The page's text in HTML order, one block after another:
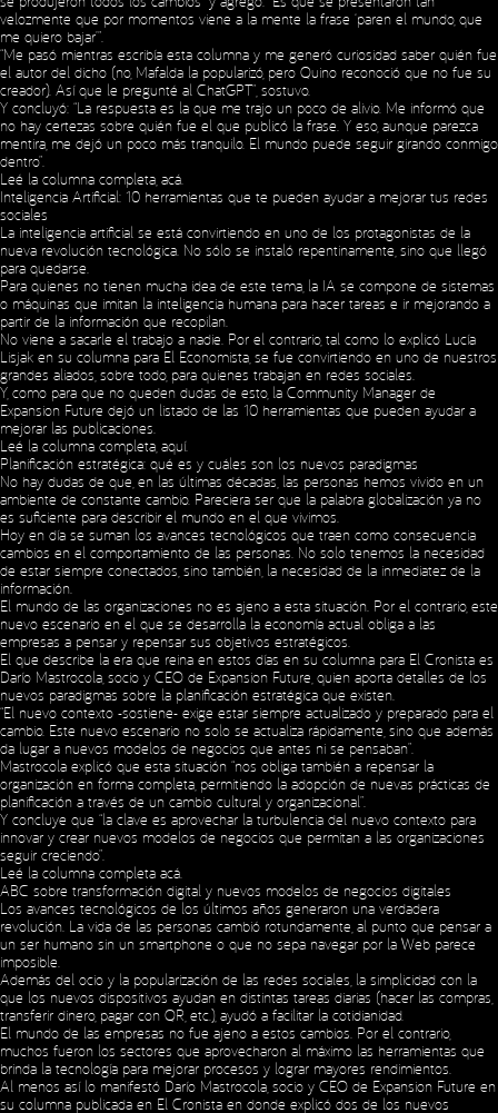
velozmente que por momentos viene a la mente la frase ‘paren el mundo, que
me quiero bajar’”.
“Me pasó mientras escribía esta columna y me generó curiosidad saber quién fue
el autor del dicho (no, Mafalda la popularizó, pero Quino reconoció que no fue su
creador). Así que le pregunté al ChatGPT”, sostuvo.
Y concluyó: “La respuesta es la que me trajo un poco de alivio. Me informó que
no hay certezas sobre quién fue el que publicó la frase. Y eso, aunque parezca
mentira, me dejó un poco más tranquilo. El mundo puede seguir girando conmigo
dentro”.
Leé la columna completa, acá
Inteligencia Artificial: 10 herramientas que te pueden ayudar a mejorar tus redes
sociales
La inteligencia artificial se está convirtiendo en uno de los protagonistas de la
nueva revolución tecnológica. No sólo se instaló repentinamente, sino que llegó
para quedarse.
Para quienes no tienen mucha idea de este tema, la IA se compone de sistemas
o máquinas que imitan la inteligencia humana para hacer tareas e ir mejorando a
partir de la información que recopilan.
No viene a sacarle el trabajo a nadie. Por el contrario, tal como lo explicó Lucía
Lisjak en su columna para El Economista, se fue convirtiendo en uno de nuestros
grandes aliados, sobre todo, para quienes trabajan en redes sociales.
Y, como para que no queden dudas de esto, la Community Manager de
Expansion Future dejó un listado de las 10 herramientas que pueden ayudar a
mejorar las publicaciones.
Leé la columna completa, aquí.
Planificación estratégica: qué es y cuáles son los nuevos paradigmas
No hay dudas de que, en las últimas décadas, las personas hemos vivido en un
ambiente de constante cambio. Pareciera ser que la palabra globalización ya no
es suficiente para describir el mundo en el que vivimos.
Hoy en día se suman los avances tecnológicos que traen como consecuencia
cambios en el comportamiento de las personas. No solo tenemos la necesidad
de estar siempre conectados, sino también, la necesidad de la inmediatez de la
información.
El mundo de las organizaciones no es ajeno a esta situación. Por el contrario, este
nuevo escenario en el que se desarrolla la economía actual obliga a las
empresas a pensar y repensar sus objetivos estratégicos.
El que describe la era que reina en estos días en su columna para El Cronista es
Darío Mastrocola, socio y CEO de Expansion Future, quien aporta detalles de los
nuevos paradigmas sobre la planificación estratégica que existen.
“El nuevo contexto -sostiene- exige estar siempre actualizado y preparado para el
cambio. Este nuevo escenario no solo se actualiza rápidamente, sino que además
da lugar a nuevos modelos de negocios que antes ni se pensaban”.
Mastrocola explicó que esta situación “nos obliga también a repensar la
organización en forma completa, permitiendo la adopción de nuevas prácticas de
planificación a través de un cambio cultural y organizacional”.
Y concluye que “la clave es aprovechar la turbulencia del nuevo contexto para
innovar y crear nuevos modelos de negocios que permitan a las organizaciones
seguir creciendo”.
Leé la columna completa acá
ABC sobre transformación digital y nuevos modelos de negocios digitales
Los avances tecnológicos de los últimos años generaron una verdadera
revolución. La vida de las personas cambió rotundamente, al punto que pensar a
un ser humano sin un smartphone o que no sepa navegar por la Web parece
imposible.
Además del ocio y la popularización de las redes sociales, la simplicidad con la
que los nuevos dispositivos ayudan en distintas tareas diarias (hacer las compras,
transferir dinero, pagar con QR, etc.), ayudó a facilitar la cotidianidad.
El mundo de las empresas no fue ajeno a estos cambios. Por el contrario,
muchos fueron los sectores que aprovecharon al máximo las herramientas que
brinda la tecnología para mejorar procesos y lograr mayores rendimientos.
Al menos así lo manifestó Darío Mastrocola, socio y CEO de Expansion Future en
su columna publicada en El Cronista en donde explicó dos de los nuevos
Social Media